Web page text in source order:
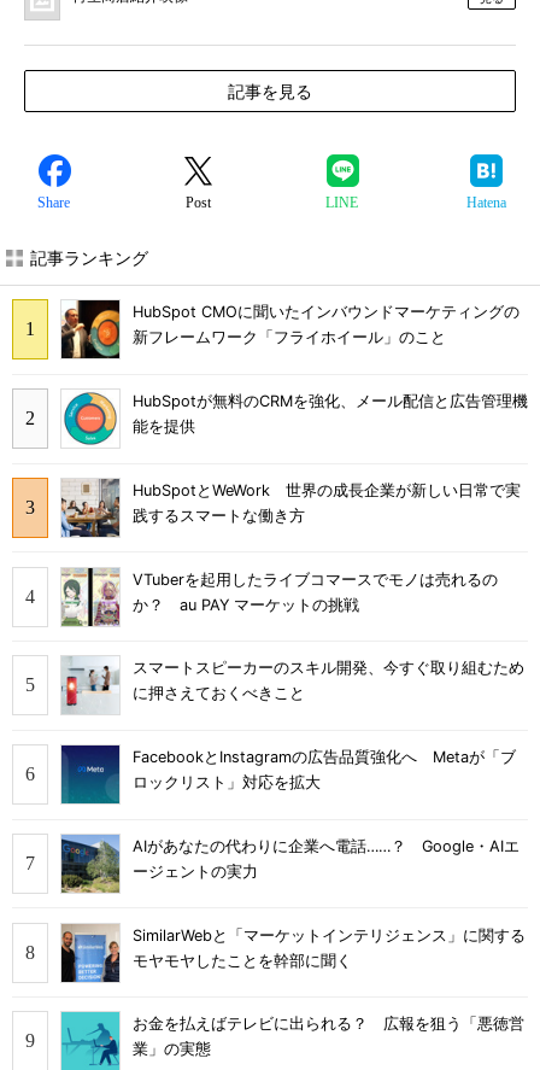
記事を見る
Share Post LINE Hatena
記事ランキング
HubSpot CMOに聞いたインバウンドマーケティングの
新フレームワーク「フライホイール」のこと
HubSpotが無料のCRMを強化、メール配信と広告管理機
能を提供
HubSpotとWeWork 世界の成長企業が新しい日常で実
践するスマートな働き方
VTuberを起用したライブコマースでモノは売れるの
か？ au PAY マーケットの挑戦
スマートスピーカーのスキル開発、今すぐ取り組むため
に押さえておくべきこと
FacebookとInstagramの広告品質強化へ Metaが「ブ
ロックリスト」対応を拡大
AIがあなたの代わりに企業へ電話……？ Google・AIエ
ージェントの実力
SimilarWebと「マーケットインテリジェンス」に関する
モヤモヤしたことを幹部に聞く
お金を払えばテレビに出られる？ 広報を狙う「悪徳営
業」の実態